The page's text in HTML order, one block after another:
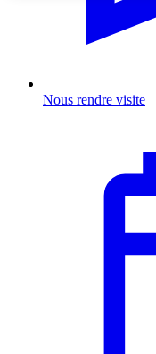
Nous rendre visite